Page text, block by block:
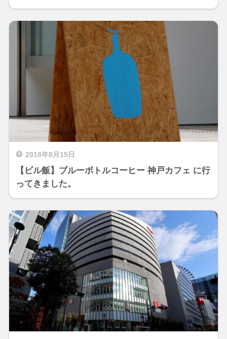
2018年8月15日
【ビル飯】ブルーボトルコーヒー 神戸カフェ に行
ってきました。